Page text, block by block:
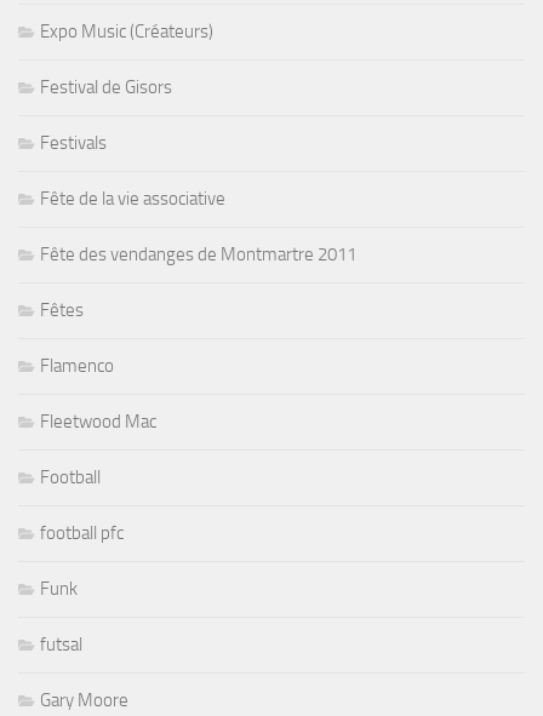
Expo Music (Créateurs)
Festival de Gisors
Festivals
Fête de la vie associative
Fête des vendanges de Montmartre 2011
Fêtes
Flamenco
Fleetwood Mac
Football
football pfc
Funk
futsal
Gary Moore